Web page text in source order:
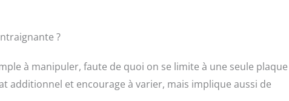
?
à manipuler, faute de quoi on se limite à une seule plaque
additionnel et encourage à varier, mais implique aussi de